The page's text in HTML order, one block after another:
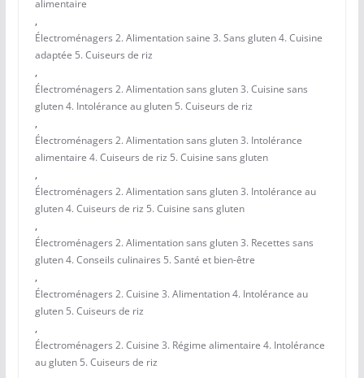
alimentaire
,
Électroménagers 2. Alimentation saine 3. Sans gluten 4. Cuisine
adaptée 5. Cuiseurs de riz
,
Électroménagers 2. Alimentation sans gluten 3. Cuisine sans
gluten 4. Intolérance au gluten 5. Cuiseurs de riz
,
Électroménagers 2. Alimentation sans gluten 3. Intolérance
alimentaire 4. Cuiseurs de riz 5. Cuisine sans gluten
,
Électroménagers 2. Alimentation sans gluten 3. Intolérance au
gluten 4. Cuiseurs de riz 5. Cuisine sans gluten
,
Électroménagers 2. Alimentation sans gluten 3. Recettes sans
gluten 4. Conseils culinaires 5. Santé et bien-être
,
Électroménagers 2. Cuisine 3. Alimentation 4. Intolérance au
gluten 5. Cuiseurs de riz
,
Électroménagers 2. Cuisine 3. Régime alimentaire 4. Intolérance
au gluten 5. Cuiseurs de riz